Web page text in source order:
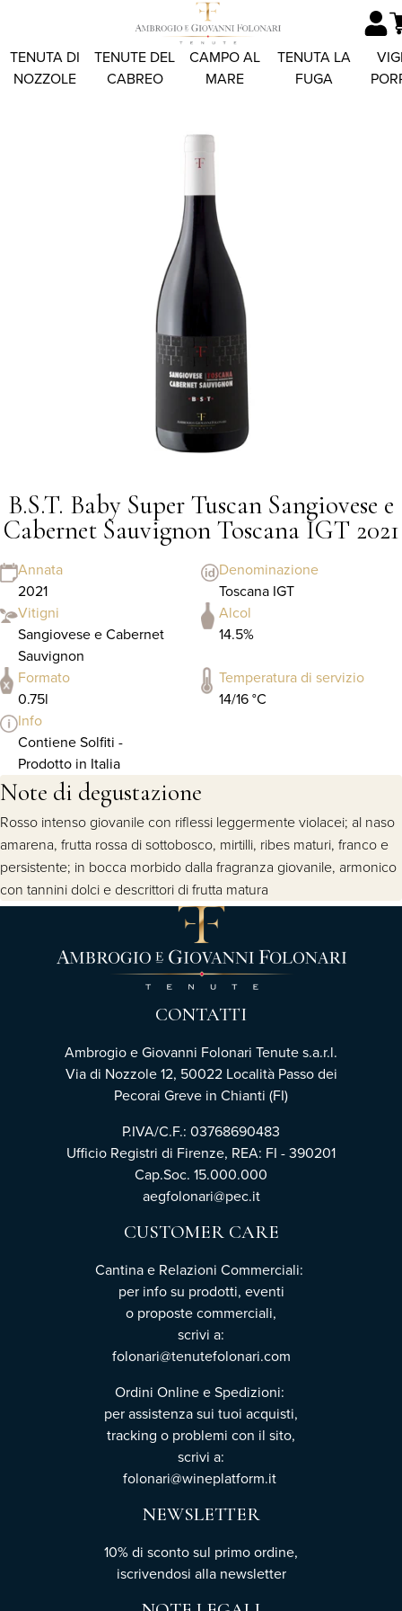
TENUTA DI
NOZZOLE
TENUTE DEL
CABREO
CAMPO AL
MARE
TENUTA LA
FUGA
B.S.T. Baby Super Tuscan Sangiovese e
Cabernet Sauvignon Toscana IGT 2021
Annata
2021
Denominazione
Toscana IGT
Vitigni
Sangiovese e Cabernet
Sauvignon
Alcol
14.5%
Formato
0.75l
Temperatura di servizio
14/16 °C
Info
Contiene Solfiti -
Prodotto in Italia
Note di degustazione
Rosso intenso giovanile con riflessi leggermente violacei; al naso
amarena, frutta rossa di sottobosco, mirtilli, ribes maturi, franco e
persistente; in bocca morbido dalla fragranza giovanile, armonico
con tannini dolci e descrittori di frutta matura
CONTATTI
Ambrogio e Giovanni Folonari Tenute s.a.r.l.
Via di Nozzole 12, 50022 Località Passo dei
Pecorai Greve in Chianti (FI)
P.IVA/C.F.: 03768690483
Ufficio Registri di Firenze, REA: FI - 390201
Cap.Soc. 15.000.000
aegfolonari@pec.it
CUSTOMER CARE
Cantina e Relazioni Commerciali:
per info su prodotti, eventi
o proposte commerciali,
scrivi a:
folonari@tenutefolonari.com
Ordini Online e Spedizioni:
per assistenza sui tuoi acquisti,
tracking o problemi con il sito,
scrivi a:
folonari@wineplatform.it
NEWSLETTER
10% di sconto sul primo ordine,
iscrivendosi alla newsletter